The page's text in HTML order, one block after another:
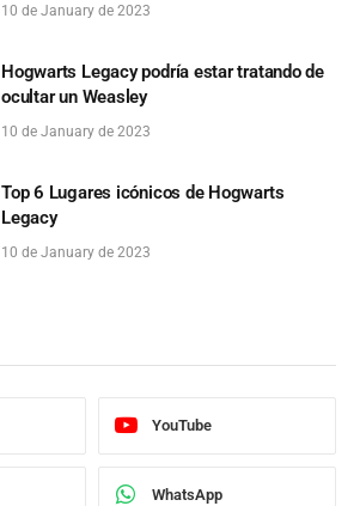
10 de January de 2023
Hogwarts Legacy podría estar tratando de
ocultar un Weasley
10 de January de 2023
Top 6 Lugares icónicos de Hogwarts
Legacy
10 de January de 2023
YouTube
WhatsApp